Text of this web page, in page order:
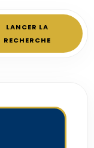
LANCER LA
RECHERCHE